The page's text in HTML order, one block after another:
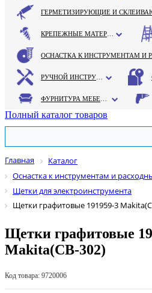
Полный каталог товаров
Главная
Каталог
Оснастка к инструментам и
Щетки для электроинструмента
Щетки графитовые 191959-3
Щетки графитовые
Makita(СВ-302)
Код товара: 9720006